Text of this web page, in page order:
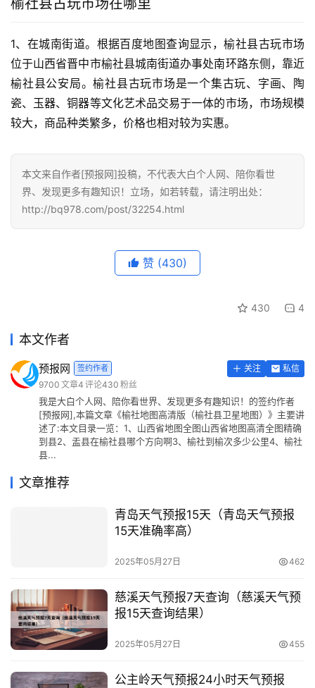
榆社县古玩市场在哪里
1、在城南街道。根据百度地图查询显示，榆社县古玩市场
位于山西省晋中市榆社县城南街道办事处南环路东侧，靠近
榆社县公安局。榆社县古玩市场是一个集古玩、字画、陶
瓷、玉器、铜器等文化艺术品交易于一体的市场，市场规模
较大，商品种类繁多，价格也相对较为实惠。
本文来自作者[预报网]投稿，不代表大白个人网、陪你看世
界、发现更多有趣知识！立场，如若转载，请注明出处：
http://bq978.com/post/32254.html
赞 (430)
430 4
本文作者
预报网 签约作者 关注
私信
9700 文章4 评论430 粉丝
我是大白个人网、陪你看世界、发现更多有趣知识！的签约作者
[预报网],本篇文章《榆社地图高清版（榆社县卫星地图）》主要讲
述了:本文目录一览：1、山西省地图全图山西省地图高清全图精确
到县2、盂县在榆社县哪个方向啊3、榆社到榆次多少公里4、榆社
县...
文章推荐
青岛天气预报15天（青岛天气预报
15天准确率高）
2025年05月27日 462
慈溪天气预报7天查询（慈溪天气预
报15天查询结果）
2025年05月27日 455
公主岭天气预报24小时天气预报